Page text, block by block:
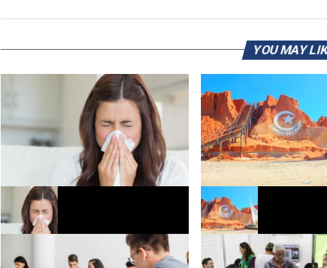
YOU MAY
Saiba como proteger as vias Canoa Quebrada recebe